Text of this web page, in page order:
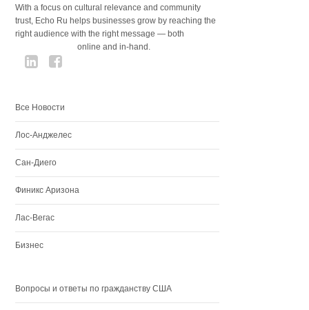
With a focus on cultural relevance and community
trust, Echo Ru helps businesses grow by reaching the
right audience with the right message — both
online and in-hand.
Все Новости
Лос-Анджелес
Сан-Диего
Финикс Аризона
Лас-Вегас
Бизнес
Вопросы и ответы по гражданству США